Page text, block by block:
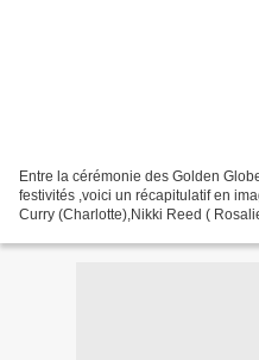
Entre la cérémonie des Golden
festivités ,voici un récapitulatif en
Curry (Charlotte),Nikki Reed (